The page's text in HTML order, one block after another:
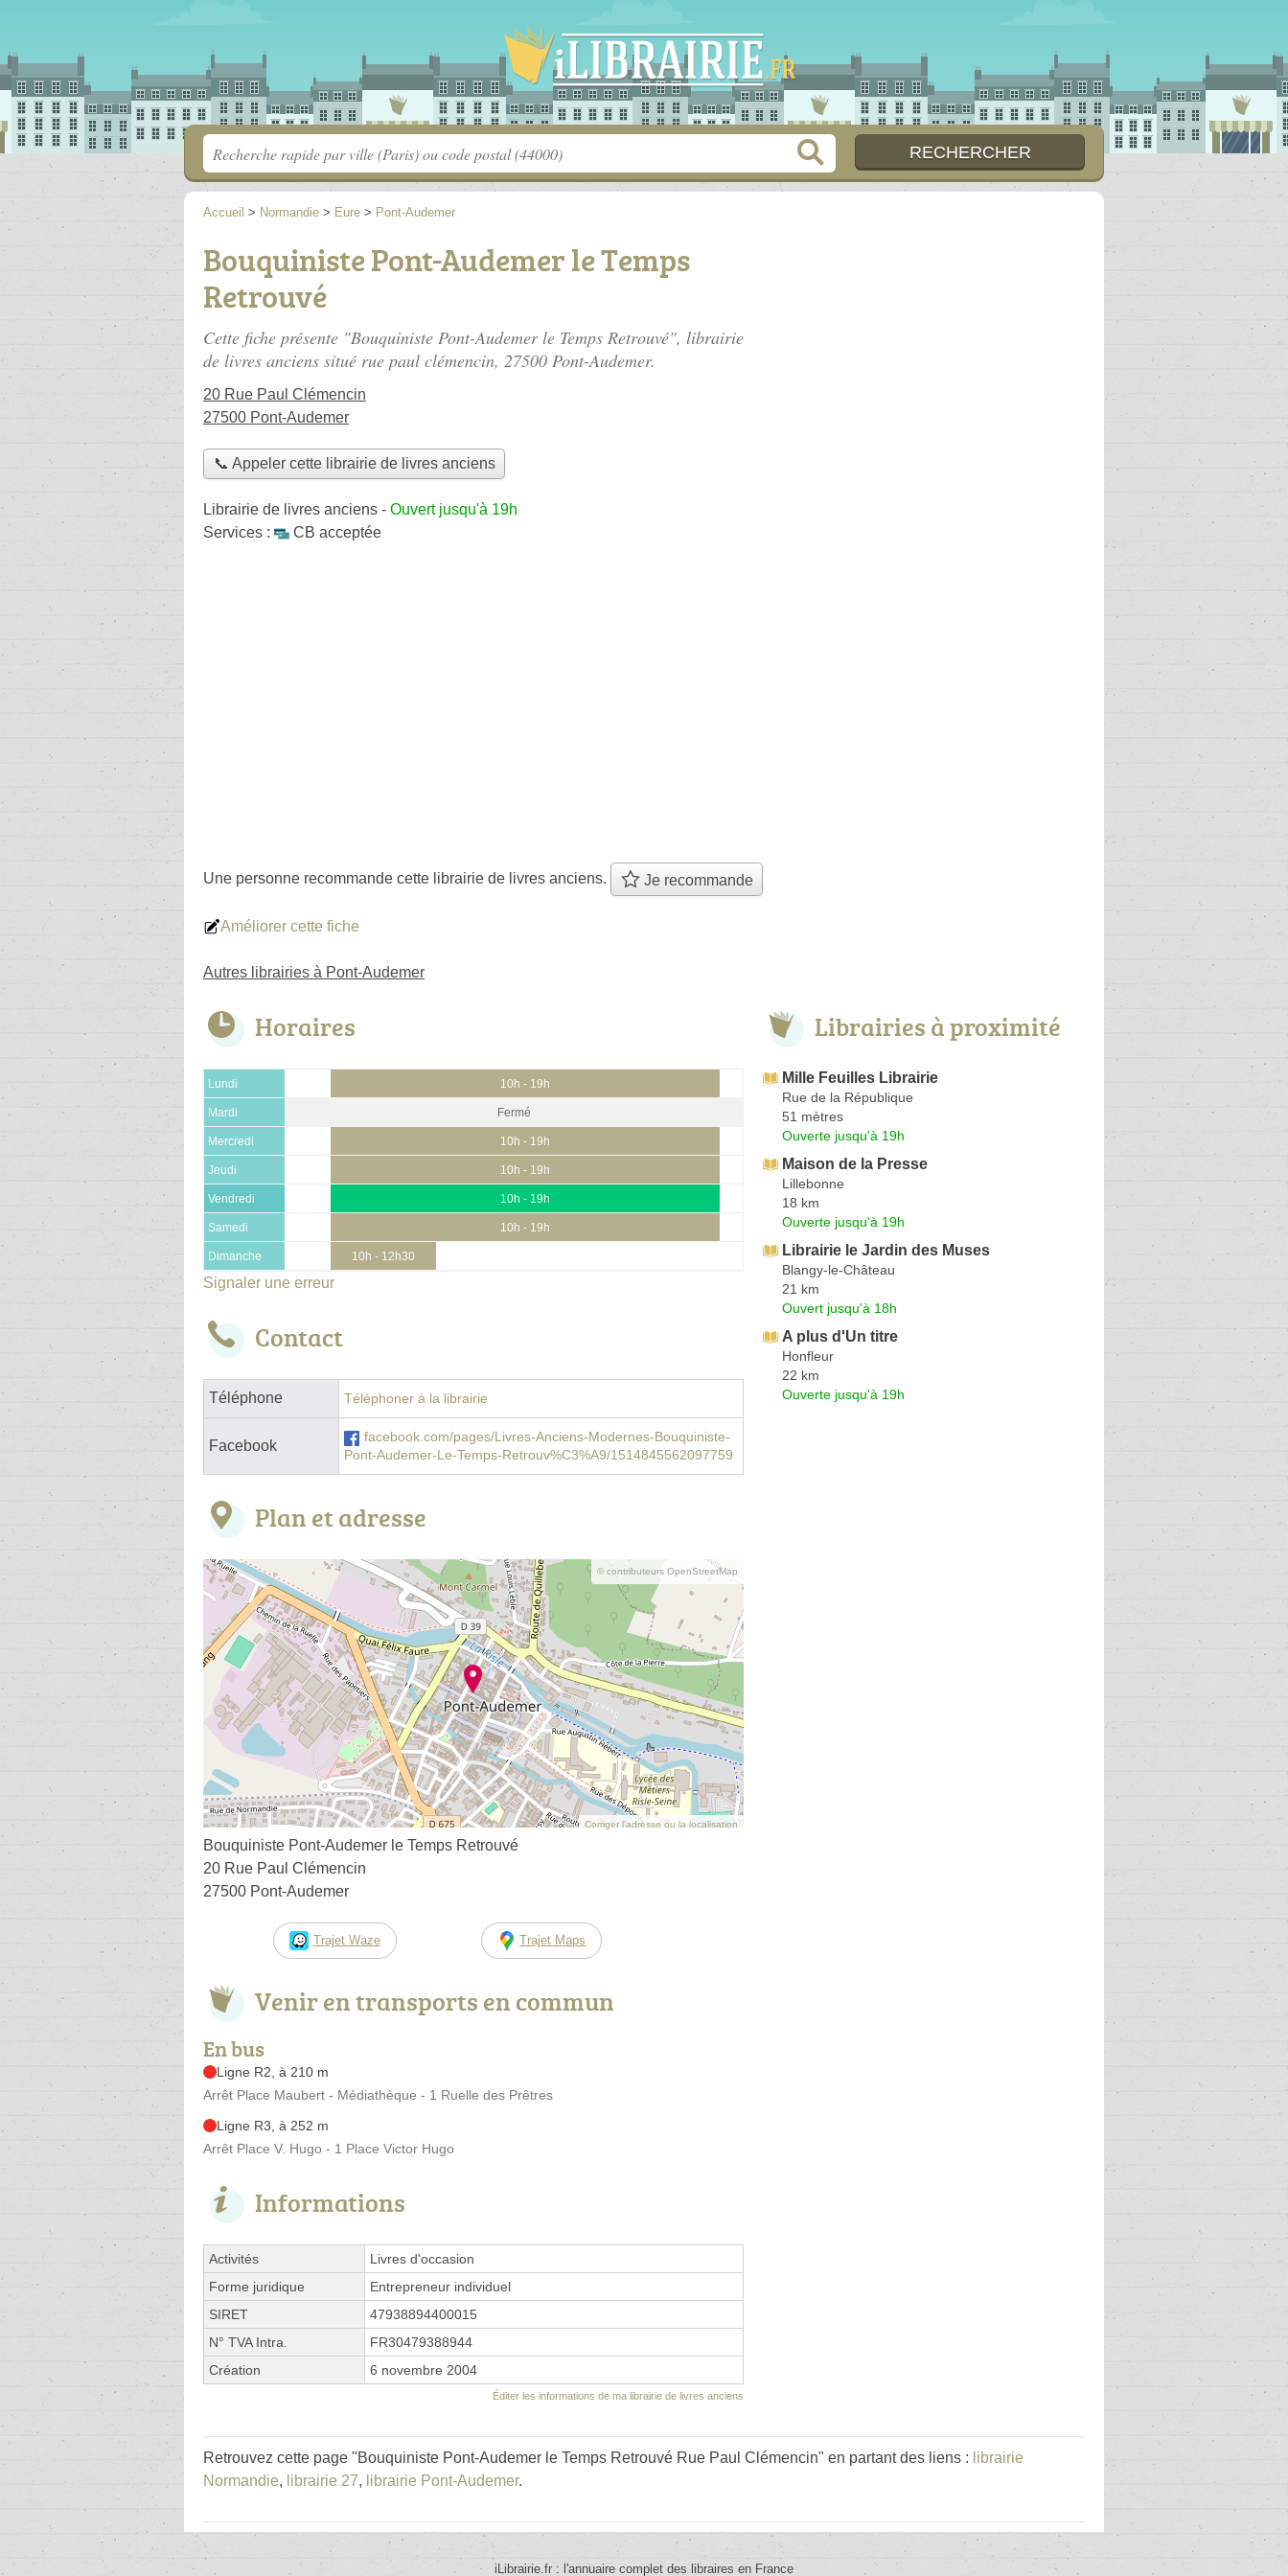
Accueil > Normandie > Eure > Pont-Audemer
Bouquiniste Pont-Audemer le Temps
Retrouvé
Cette fiche présente "Bouquiniste Pont-Audemer le Temps Retrouvé", librairie
de livres anciens situé rue paul clémencin, 27500 Pont-Audemer.
20 Rue Paul Clémencin
27500 Pont-Audemer
📞 Appeler cette librairie de livres anciens
Librairie de livres anciens - Ouvert jusqu'à 19h
Services :
CB acceptée
Une personne recommande cette librairie de livres anciens. Je recommande
Améliorer cette fiche
Autres librairies à Pont-Audemer
Horaires
Lundi 10h - 19h
Mardi Fermé
Mercredi 10h - 19h
Jeudi 10h - 19h
Vendredi 10h - 19h
Samedi 10h - 19h
Dimanche 10h - 12h30
Signaler une erreur
Contact
Téléphone Téléphoner à la librairie
Facebook
facebook.com/pages/Livres-Anciens-Modernes-Bouquiniste-
Pont-Audemer-Le-Temps-Retrouv%C3%A9/1514845562097759
Plan et adresse
© contributeurs OpenStreetMap
Corriger l’adresse ou la localisation
Bouquiniste Pont-Audemer le Temps Retrouvé
20 Rue Paul Clémencin
27500 Pont-Audemer
Trajet Waze Trajet Maps
Venir en transports en commun
En bus
Ligne R2, à 210 m
Arrêt Place Maubert - Médiathèque - 1 Ruelle des Prêtres
Ligne R3, à 252 m
Arrêt Place V. Hugo - 1 Place Victor Hugo
Informations
Activités
Livres d'occasion
Forme juridique
Entrepreneur individuel
SIRET
47938894400015
N° TVA Intra.
FR30479388944
Création
6 novembre 2004
Éditer les informations de ma librairie de livres anciens
Librairies à proximité
Mille Feuilles Librairie
Rue de la République
51 mètres
Ouverte jusqu'à 19h
Maison de la Presse
Lillebonne
18 km
Ouverte jusqu'à 19h
Librairie le Jardin des Muses
Blangy-le-Château
21 km
Ouvert jusqu'à 18h
A plus d'Un titre
Honfleur
22 km
Ouverte jusqu'à 19h
Retrouvez cette page "Bouquiniste Pont-Audemer le Temps Retrouvé Rue Paul Clémencin" en partant des liens : librairie
Normandie, librairie 27, librairie Pont-Audemer.
iLibrairie.fr : l'annuaire complet des libraires en France